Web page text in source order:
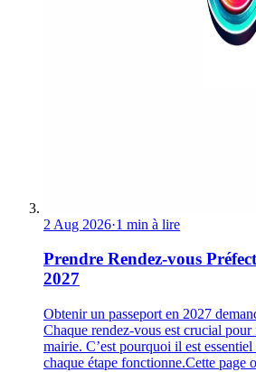
2 Aug 2026·1 min à lire
Prendre Rendez-vous
2027
Obtenir un passeport en 2027
Chaque rendez-vous est crucial
mairie. C’est pourquoi il est
chaque étape fonctionne.Cette page